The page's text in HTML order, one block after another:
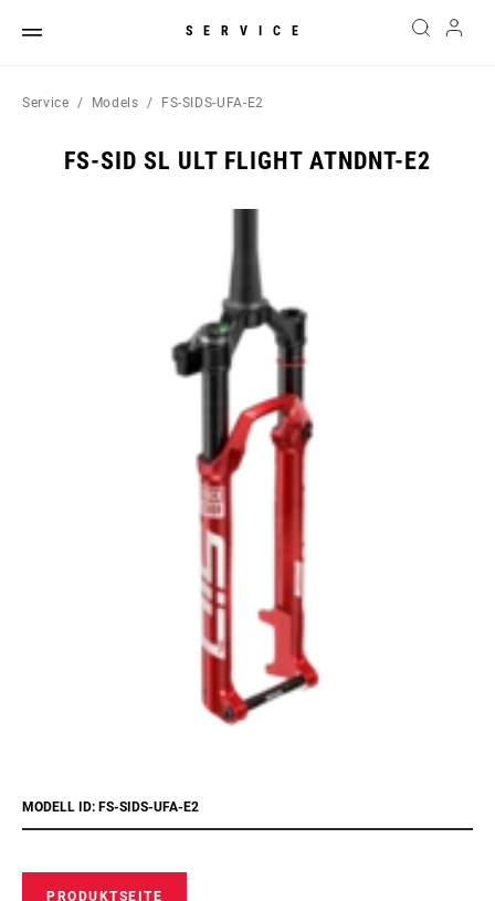
SERVICE
Service Models FS-SIDS-UFA-E2
FS-SID SL ULT FLIGHT ATNDNT-E2
MODELL ID: FS-SIDS-UFA-E2
PRODUKTSEITE